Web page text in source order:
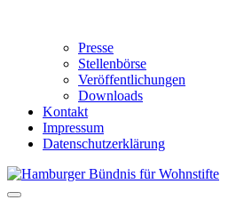
Presse
Stellenbörse
Veröffentlichungen
Downloads
Kontakt
Impressum
Datenschutzerklärung